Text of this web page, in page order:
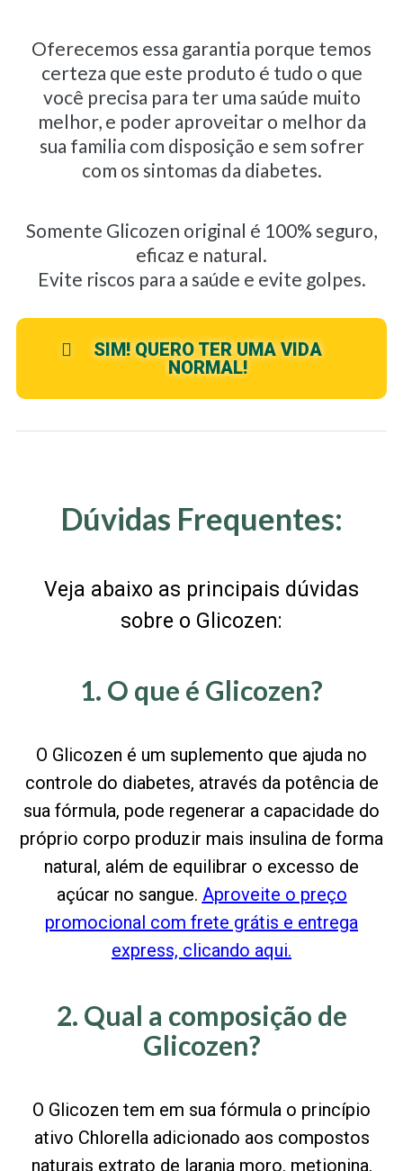
Oferecemos essa garantia porque temos
certeza que este produto é tudo o que
você precisa para ter uma saúde muito
melhor, e poder aproveitar o melhor da
sua familia com disposição e sem sofrer
com os sintomas da diabetes.
Somente Glicozen original é 100% seguro,
eficaz e natural.
Evite riscos para a saúde e evite golpes.
SIM! QUERO TER UMA VIDA
NORMAL!
Dúvidas Frequentes:
Veja abaixo as principais dúvidas
sobre o Glicozen:
1. O que é Glicozen?
O Glicozen é um suplemento que ajuda no
controle do diabetes, através da potência de
sua fórmula, pode regenerar a capacidade do
próprio corpo produzir mais insulina de forma
natural, além de equilibrar o excesso de
açúcar no sangue. Aproveite o preço
promocional com frete grátis e entrega
express, clicando aqui.
2. Qual a composição de
Glicozen?
O Glicozen tem em sua fórmula o princípio
ativo Chlorella adicionado aos compostos
naturais extrato de laranja moro, metionina,